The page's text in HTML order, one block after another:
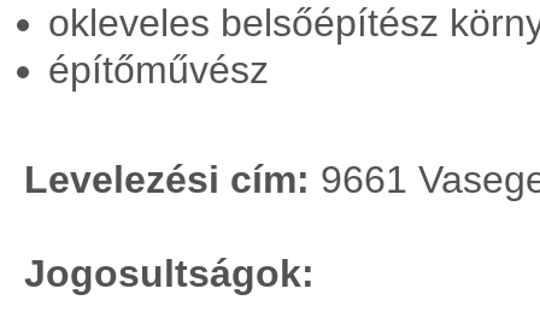
okleveles belsőépítész
építőművész
Levelezési cím: 9661
Jogosultságok: